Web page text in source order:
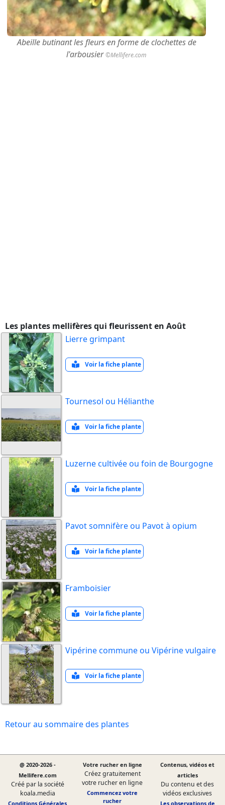
Abeille butinant les fleurs en forme de clochettes de
l'arbousier©Mellifere.com
Les plantes mellifères qui fleurissent en Août
Lierre grimpant
Voir la fiche plante
Tournesol ou Hélianthe
Voir la fiche plante
Luzerne cultivée ou foin de Bourgogne
Voir la fiche plante
Pavot somnifère ou Pavot à opium
Voir la fiche plante
Framboisier
Voir la fiche plante
Vipérine commune ou Vipérine vulgaire
Voir la fiche plante
Retour au sommaire des plantes
@ 2020-2026 -
Mellifere.com
Créé par la société
koala.media
Conditions Générales
Votre rucher en ligne
Créez gratuitement
votre rucher en ligne
Commencez votre
rucher
Contenus, vidéos et
articles
Du contenu et des
vidéos exclusives
Les observations de